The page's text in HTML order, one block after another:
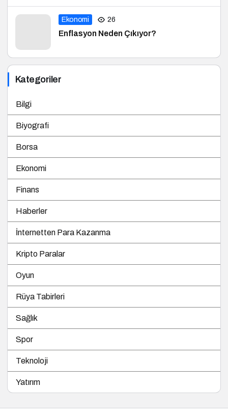
Ekonomi 26
Enflasyon Neden Çıkıyor?
Kategoriler
Bilgi
Biyografi
Borsa
Ekonomi
Finans
Haberler
İnternetten Para Kazanma
Kripto Paralar
Oyun
Rüya Tabirleri
Sağlık
Spor
Teknoloji
Yatırım